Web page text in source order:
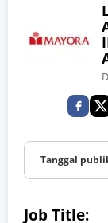
Tanggal
Job Title: